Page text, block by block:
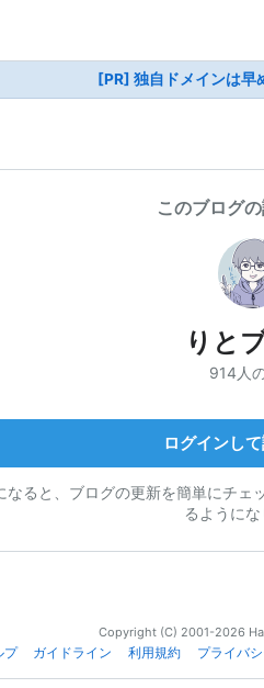
[PR] 独自ドメインは早
このブログ
りと
914人
ログインし
なると、ブログの更新を簡単にチェ
るようにな
Copyright (C) 2001-2026
プ
ガイドライン 利用規約 プライバ